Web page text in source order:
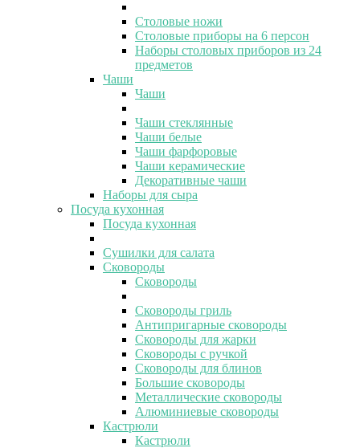
Столовые ножи
Столовые приборы на 6 персон
Наборы столовых приборов из 24
предметов
Чаши
Чаши
Чаши стеклянные
Чаши белые
Чаши фарфоровые
Чаши керамические
Декоративные чаши
Наборы для сыра
Посуда кухонная
Посуда кухонная
Сушилки для салата
Сковороды
Сковороды
Сковороды гриль
Антипригарные сковороды
Сковороды для жарки
Сковороды с ручкой
Сковороды для блинов
Большие сковороды
Металлические сковороды
Алюминиевые сковороды
Кастрюли
Кастрюли